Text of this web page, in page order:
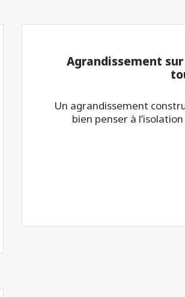
Agrandissement
Un agrandissement
bien penser à